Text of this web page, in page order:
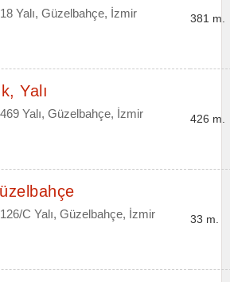
Yalı, Güzelbahçe, İzmir 381 m.
Yalı
Yalı, Güzelbahçe, İzmir 426 m.
C Yalı, Güzelbahçe, İzmir 33 m.